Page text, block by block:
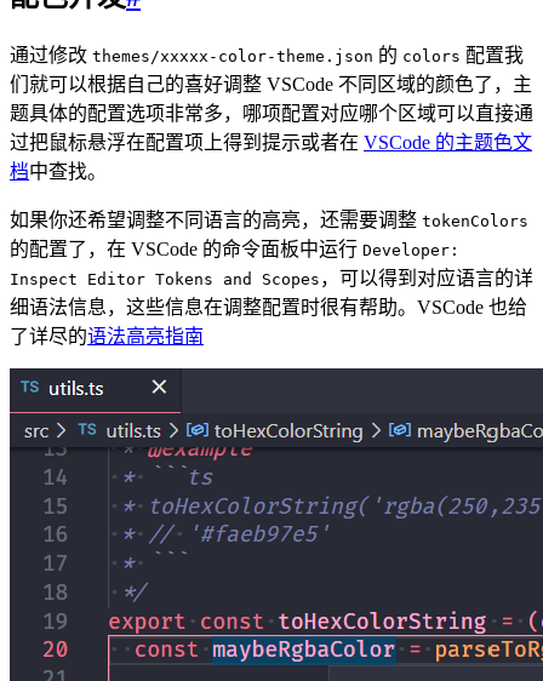
通过修改 themes/xxxxx-color-theme.json 的 colors 配置我
们就可以根据自己的喜好调整 VSCode 不同区域的颜色了，主
题具体的配置选项非常多，哪项配置对应哪个区域可以直接通
过把鼠标悬浮在配置项上得到提示或者在 VSCode 的主题色文
档中查找。
如果你还希望调整不同语言的高亮，还需要调整 tokenColors
的配置了，在 VSCode 的命令面板中运行 Developer:
Inspect Editor Tokens and Scopes ，可以得到对应语言的详
细语法信息，这些信息在调整配置时很有帮助。VSCode 也给
了详尽的语法高亮指南